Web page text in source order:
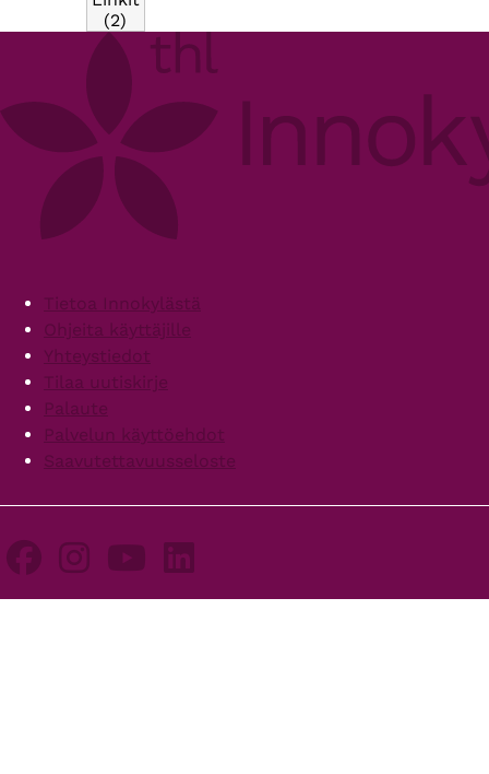
(2)
FooterTietoa Innokylästä
Ohjeita käyttäjille
Yhteystiedot
Tilaa uutiskirje
Palaute
Palvelun käyttöehdot
Saavutettavuusseloste